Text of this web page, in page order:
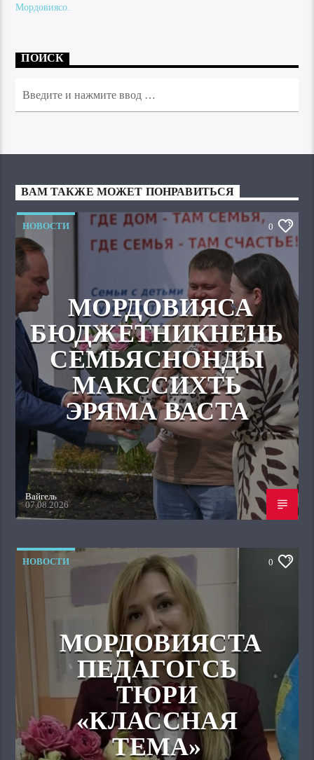
Мордовиясо.
ПОИСК
ВАМ ТАКЖЕ МОЖЕТ ПОНРАВИТЬСЯ
НОВОСТИ 0
МОРДОВИЯСА
БЮДЖЕТНИКНЕНЬ
СЕМЬЯСНОНДЫ
МАКССИХТЬ
ЭРЯМА ВАСТА
Вайгель
07.08.2026
НОВОСТИ 0
МОРДОВИЯСТА
ПЕДАГОГСЬ
ТЮРИ
«КЛАССНАЯ
ТЕМА»